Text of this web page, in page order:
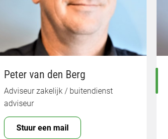
Peter van den Berg
Adviseur zakelijk / buitendienst
adviseur
Stuur een mail